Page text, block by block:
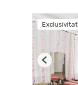
Previous